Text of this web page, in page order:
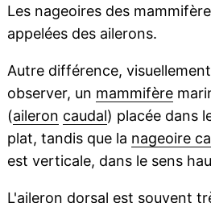
Les nageoires des
appelées des ailerons.
Autre différence,
observer, un mammifère
(aileron caudal) placée dans
plat, tandis que la nageoire
est verticale, dans le sens
L'aileron dorsal est souvent